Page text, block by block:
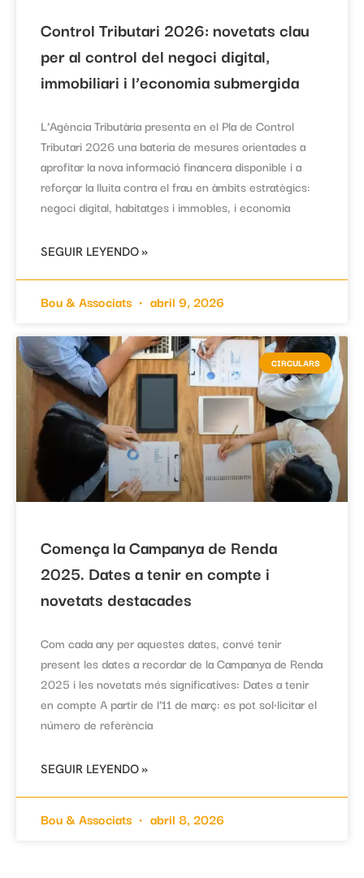
Control Tributari 2026: novetats clau
per al control del negoci digital,
immobiliari i l’economia submergida
L’Agència Tributària presenta en el Pla de Control
Tributari 2026 una bateria de mesures orientades a
aprofitar la nova informació financera disponible i a
reforçar la lluita contra el frau en àmbits estratègics:
negoci digital, habitatges i immobles, i economia
SEGUIR LEYENDO »
Bou & Associats abril 9, 2026
CIRCULARS
Comença la Campanya de Renda
2025. Dates a tenir en compte i
novetats destacades
Com cada any per aquestes dates, convé tenir
present les dates a recordar de la Campanya de Renda
2025 i les novetats més significatives: Dates a tenir
en compte A partir de l’11 de març: es pot sol·licitar el
número de referència
SEGUIR LEYENDO »
Bou & Associats abril 8, 2026